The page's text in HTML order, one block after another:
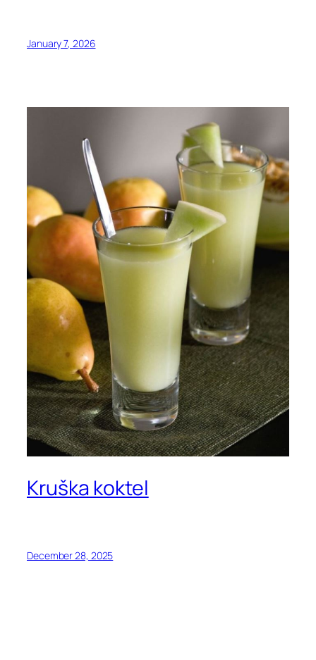
January 7, 2026
Kruška koktel
December 28, 2025